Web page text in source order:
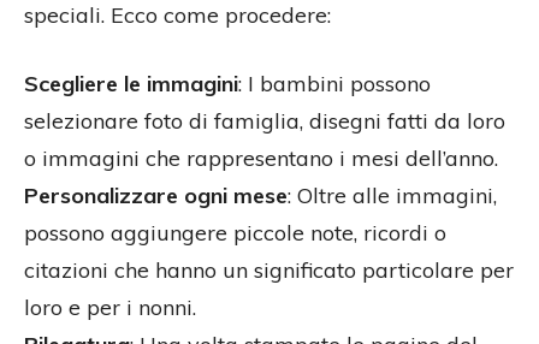
speciali. Ecco come procedere:
Scegliere le immagini: I bambini possono
selezionare foto di famiglia, disegni fatti da loro
o immagini che rappresentano i mesi dell’anno.
Personalizzare ogni mese: Oltre alle immagini,
possono aggiungere piccole note, ricordi o
citazioni che hanno un significato particolare per
loro e per i nonni.